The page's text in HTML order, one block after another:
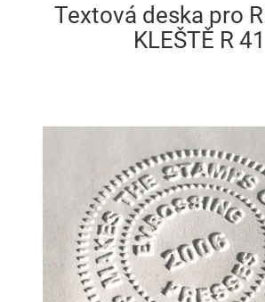
Textová deska pro
KLEŠTĚ R 41
galerie